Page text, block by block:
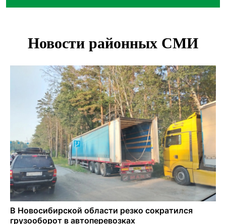
Нейросеть для диагностики депрессии в крови создали в
Двум бойцам СВО после минно-взрывной травмы
Персидский ковер «108 шахов» впервые вывезли из музея
Востока в Новосибирск
Актриса из Новосибирска Евгения Туркова сыграла мать
в сериале «Малой»